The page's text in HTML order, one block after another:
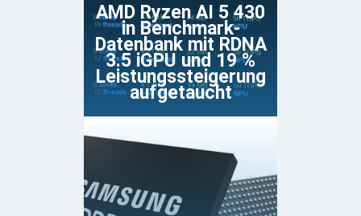
AMD Ryzen AI 5 430
in Benchmark-
Datenbank mit RDNA
3.5 iGPU und 19 %
Leistungssteigerung
aufgetaucht